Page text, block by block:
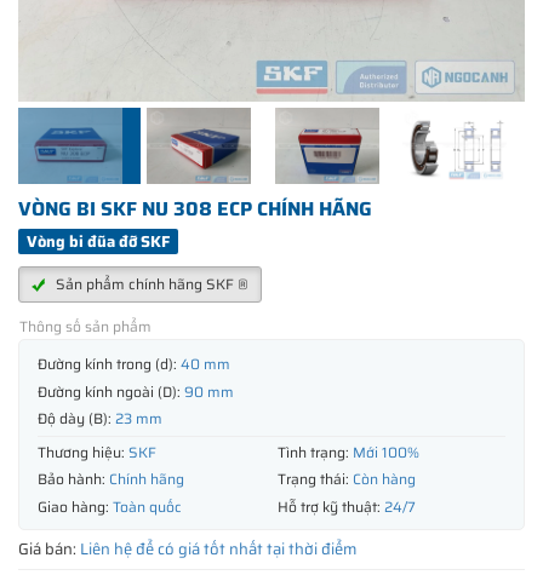
VÒNG BI SKF NU 308 ECP CHÍNH HÃNG
Vòng bi đũa đỡ SKF
Sản phẩm chính hãng SKF ®
Thông số sản phẩm
Đường kính trong (d): 40 mm
Đường kính ngoài (D): 90 mm
Độ dày (B): 23 mm
Thương hiệu: SKF Tình trạng: Mới 100%
Bảo hành: Chính hãng Trạng thái: Còn hàng
Giao hàng: Toàn quốc Hỗ trợ kỹ thuật: 24/7
Giá bán: Liên hệ để có giá tốt nhất tại thời điểm